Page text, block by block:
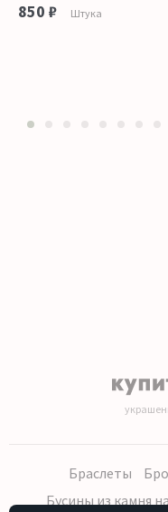
850 ₽ Штука
Браслеты
Бусины из камня